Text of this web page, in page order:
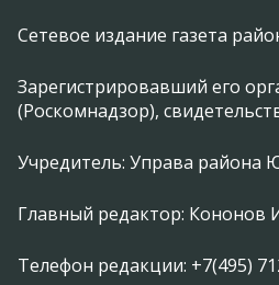
Сетевое издание газета
Зарегистрировавший его
(Роскомнадзор),
Учредитель: Управа района
Главный редактор: Кононов
Телефон редакции: +7(495)